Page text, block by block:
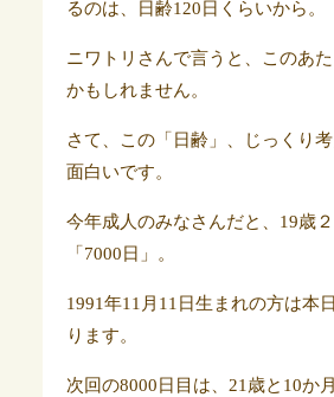
るのは、日齢120日くらいから。
ニワトリさんで言うと、このあ
かもしれません。
さて、この「日齢」、じっくり
面白いです。
今年成人のみなさんだと、19歳
「7000日」。
1991年11月11日生まれの方は本
ります。
次回の8000日目は、21歳と10か月